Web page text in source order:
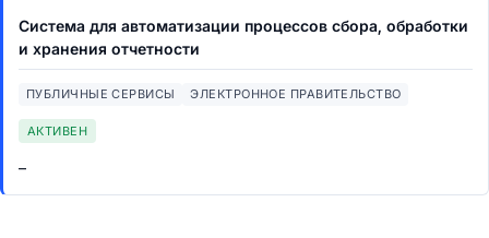
Система для автоматизации процессов сбора, обработки
и хранения отчетности
ПУБЛИЧНЫЕ СЕРВИСЫ ЭЛЕКТРОННОЕ ПРАВИТЕЛЬСТВО
АКТИВЕН
–